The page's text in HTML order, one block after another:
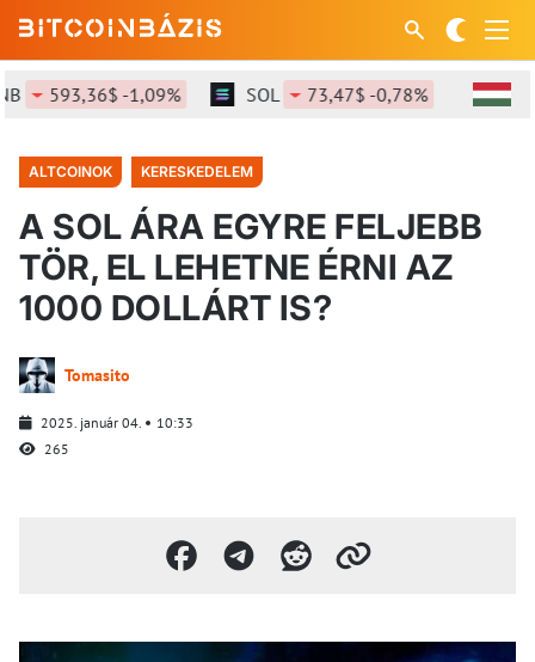
593,36$ -1,09% SOL 73,47$ -0,78% XRP
ALTCOINOK KERESKEDELEM
A SOL ÁRA EGYRE FELJEBB
TÖR, EL LEHETNE ÉRNI AZ
1000 DOLLÁRT IS?
Tomasito
2025. január 04.
10:33
265